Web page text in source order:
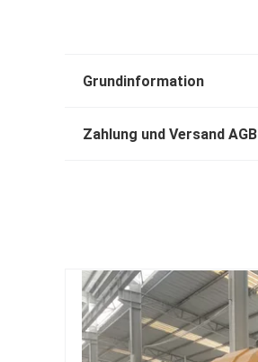
Grundinformation
Zahlung und Versand AGB